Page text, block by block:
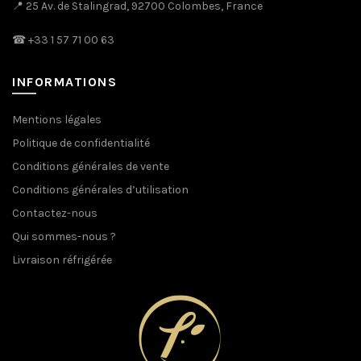
📍 25 Av. de Stalingrad, 92700 Colombes, France
☎+33 1 57 71 00 63
INFORMATIONS
Mentions légales
Politique de confidentialité
Conditions générales de vente
Conditions générales d’utilisation
Contactez-nous
Qui sommes-nous ?
Livraison réfrigérée